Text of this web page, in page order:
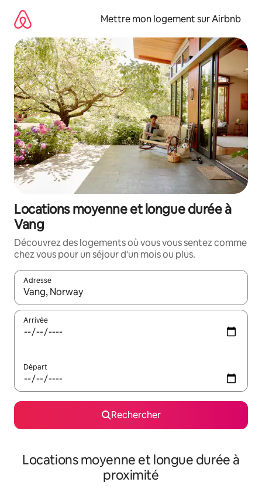
directement
contenu
Mettre mon logement sur Airbnb
Locations moyenne et longue durée à
Vang
Découvrez des logements où vous vous sentez comme
chez vous pour un séjour d'un mois ou plus.
Adresse
Lorsque les résultats s'affichent, utilisez les flèches vers le
Arrivée
Départ
Rechercher
Locations moyenne et longue durée à
proximité